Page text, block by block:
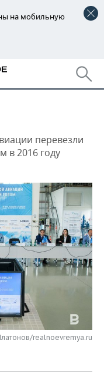
на мобильную
рост на
перевезли
в 2016 году
realnoevremya.ru